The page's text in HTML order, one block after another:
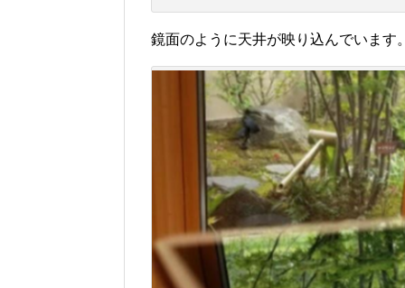
鏡面のように天井が映り込んでいます。